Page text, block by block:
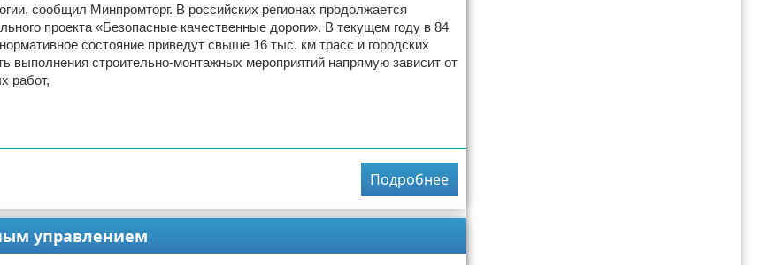
сообщил Минпромторг. В российских регионах продолжается
проекта «Безопасные качественные дороги». В текущем году в 84
состояние приведут свыше 16 тыс. км трасс и городских
выполнения строительно-монтажных мероприятий напрямую зависит от
работ,
Подробнее
управлением